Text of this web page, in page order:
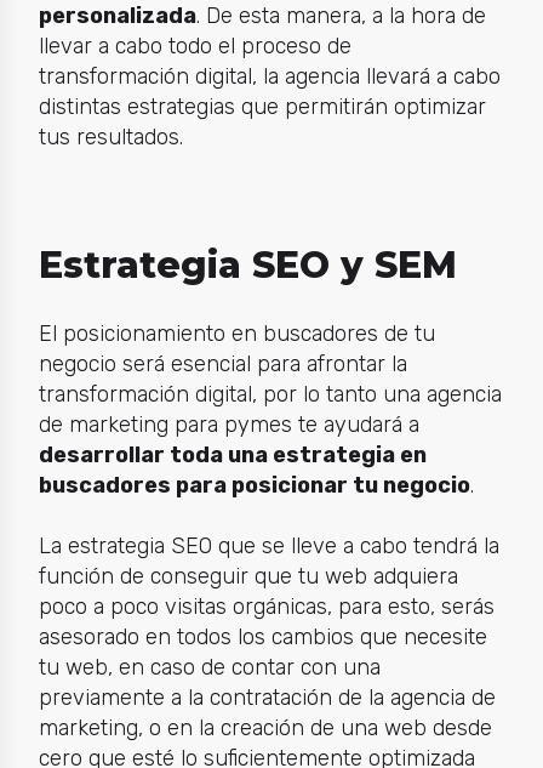
personalizada. De esta manera, a la hora de
llevar a cabo todo el proceso de
transformación digital, la agencia llevará a cabo
distintas estrategias que permitirán optimizar
tus resultados.
Estrategia SEO y SEM
El posicionamiento en buscadores de tu
negocio será esencial para afrontar la
transformación digital, por lo tanto una agencia
de marketing para pymes te ayudará a
desarrollar toda una estrategia en
buscadores para posicionar tu negocio.
La estrategia SEO que se lleve a cabo tendrá la
función de conseguir que tu web adquiera
poco a poco visitas orgánicas, para esto, serás
asesorado en todos los cambios que necesite
tu web, en caso de contar con una
previamente a la contratación de la agencia de
marketing, o en la creación de una web desde
cero que esté lo suficientemente optimizada